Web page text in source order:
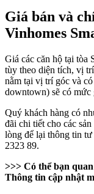
Giá bán và
Vinhomes
Giá các căn hộ tại tòa
tùy theo diện tích, vị
nằm tại vị trí góc và
downtown) sẽ có mức
Quý khách hàng có
đãi chi tiết cho các
lòng để lại thông tin
2323 89.
>>> Có thể bạn
Thông tin cập nhật